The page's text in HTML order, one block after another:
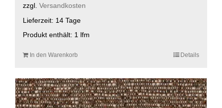
zzgl. Versandkosten
Lieferzeit: 14 Tage
Produkt enthält: 1 lfm
In den Warenkorb Details